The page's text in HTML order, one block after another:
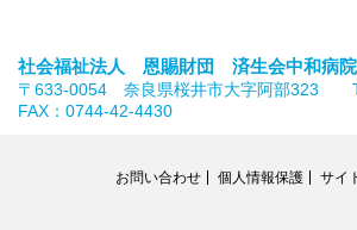
社会福祉法人 恩賜財団 済生会中和病院
〒633-0054 奈良県桜井市大字阿部323
FAX：0744-42-4430
お問い合わせ 個人情報保護 サイ